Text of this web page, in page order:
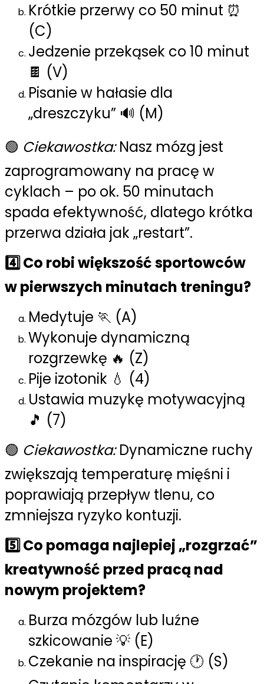
Krótkie przerwy co 50 minut ⏰
(C)
Jedzenie przekąsek co 10 minut
🍫 (V)
Pisanie w hałasie dla
„dreszczyku” 🔊 (M)
🟢 Ciekawostka:Nasz mózg jest
zaprogramowany na pracę w
cyklach – po ok. 50 minutach
spada efektywność, dlatego krótka
przerwa działa jak „restart”.
4️⃣ Co robi większość sportowców
w pierwszych minutach treningu?
Medytuje 🏃 (A)
Wykonuje dynamiczną
rozgrzewkę 🔥 (Z)
Pije izotonik 💧 (4)
Ustawia muzykę motywacyjną
🎵 (7)
🟢 Ciekawostka:Dynamiczne ruchy
zwiększają temperaturę mięśni i
poprawiają przepływ tlenu, co
zmniejsza ryzyko kontuzji.
5️⃣ Co pomaga najlepiej „rozgrzać”
kreatywność przed pracą nad
nowym projektem?
Burza mózgów lub luźne
szkicowanie 💡 (E)
Czekanie na inspirację 🕐 (S)